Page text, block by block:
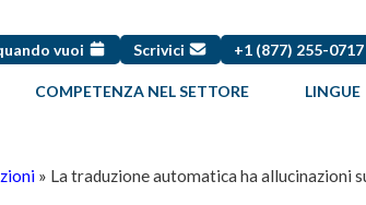
vuoi Scrivici +1 (877) 255-0717
COMPETENZA NEL SETTORE LINGUE
» La traduzione automatica ha allucinazioni